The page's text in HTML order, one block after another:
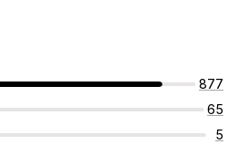
877
65
5